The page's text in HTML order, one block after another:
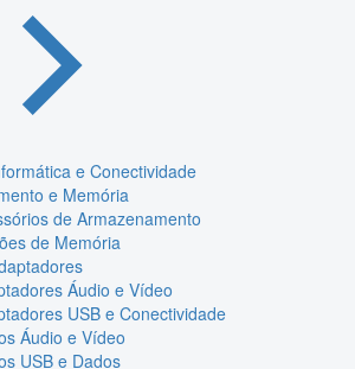
e Conectividade
e Memória
de Armazenamento
de Memória
Áudio e Vídeo
USB e Conectividade
Áudio e Vídeo
USB e Dados